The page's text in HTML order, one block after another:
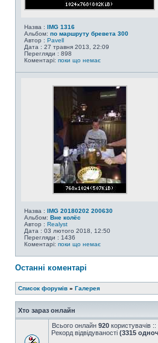
Назва : IMG 1316
Альбом: по маршруту бревета 300
Автор : Pavell
Дата : 27 травня 2013, 22:09
Перегляди : 898
Коментарі: поки що немає
Назва : IMG 20180202 200630
Альбом: Вне колёс
Автор : Realyst
Дата : 03 лютого 2018, 12:50
Перегляди : 1436
Коментарі: поки що немає
Останні коментарі
Список форумів » Галерея
Хто зараз онлайн
Всього онлайн 920 користувачів
Рекорд відвідуваності (3315